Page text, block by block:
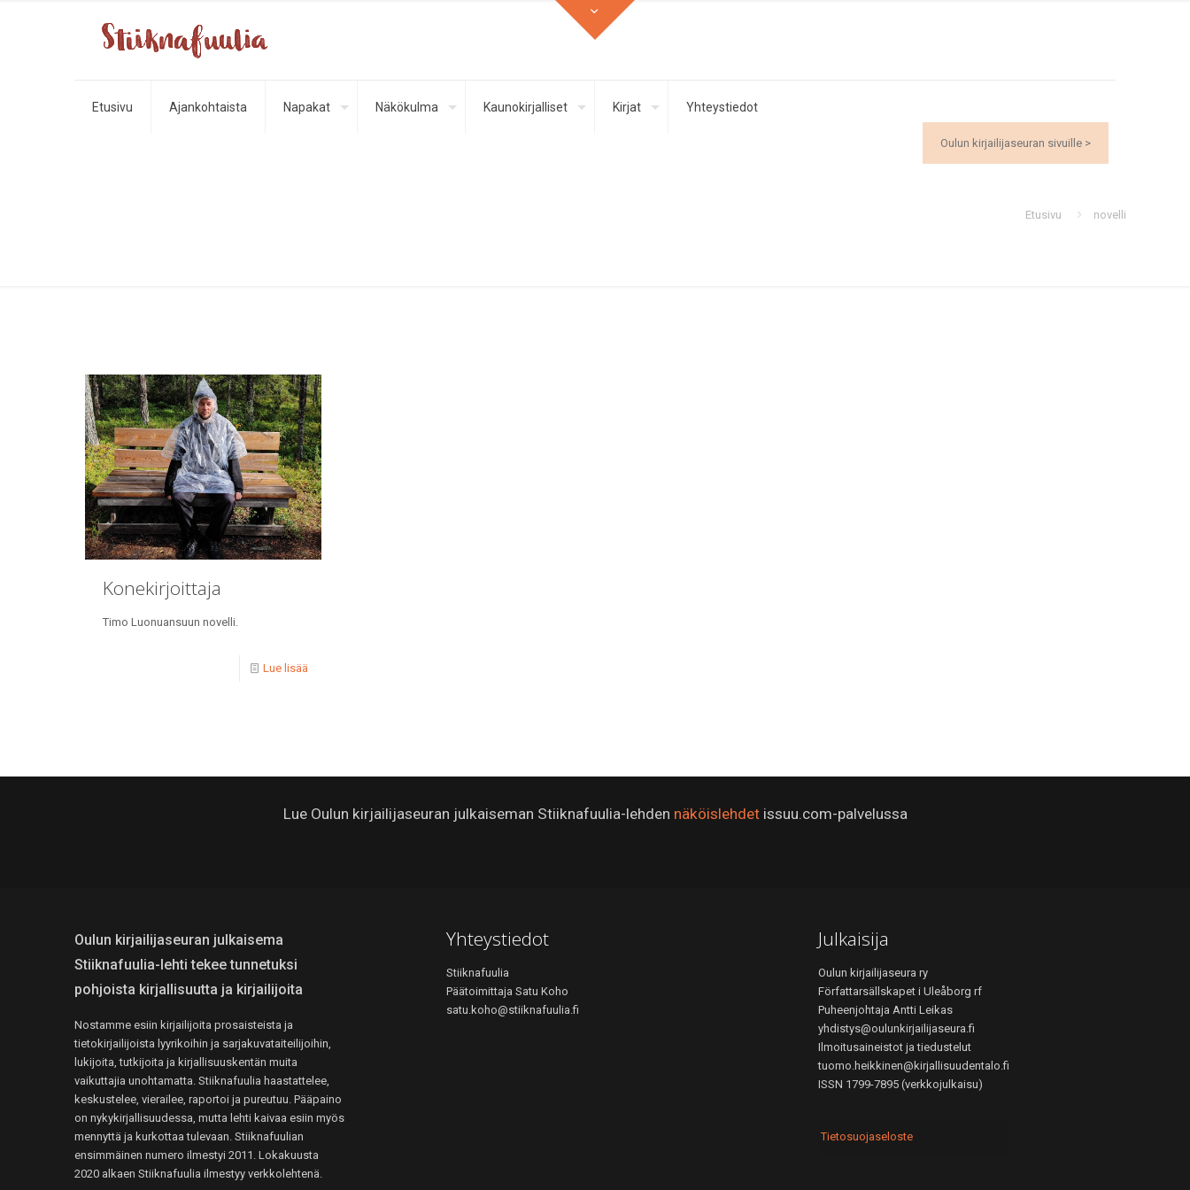
Etusivu Ajankohtaista Napakat Näkökulma Kaunokirjalliset Kirjat Yhteystiedot
Oulun kirjailijaseuran sivuille >
Etusivu novelli
Konekirjoittaja
Timo Luonuansuun novelli.
Lue lisää
Lue Oulun kirjailijaseuran julkaiseman Stiiknafuulia-lehden näköislehdetissuu.com-palvelussa
Oulun kirjailijaseuran julkaisema
Stiiknafuulia-lehti tekee tunnetuksi
pohjoista kirjallisuutta ja kirjailijoita
Nostamme esiin kirjailijoita prosaisteista ja
tietokirjailijoista lyyrikoihin ja sarjakuvataiteilijoihin,
lukijoita, tutkijoita ja kirjallisuuskentän muita
vaikuttajia unohtamatta. Stiiknafuulia haastattelee,
keskustelee, vierailee, raportoi ja pureutuu. Pääpaino
on nykykirjallisuudessa, mutta lehti kaivaa esiin myös
mennyttä ja kurkottaa tulevaan. Stiiknafuulian
ensimmäinen numero ilmestyi 2011. Lokakuusta
2020 alkaen Stiiknafuulia ilmestyy verkkolehtenä.
Yhteystiedot
Stiiknafuulia
Päätoimittaja Satu Koho
satu.koho@stiiknafuulia.fi
Julkaisija
Oulun kirjailijaseura ry
Författarsällskapet i Uleåborg rf
Puheenjohtaja Antti Leikas
yhdistys@oulunkirjailijaseura.fi
Ilmoitusaineistot ja tiedustelut
tuomo.heikkinen@kirjallisuudentalo.fi
ISSN 1799-7895 (verkkojulkaisu)
Tietosuojaseloste